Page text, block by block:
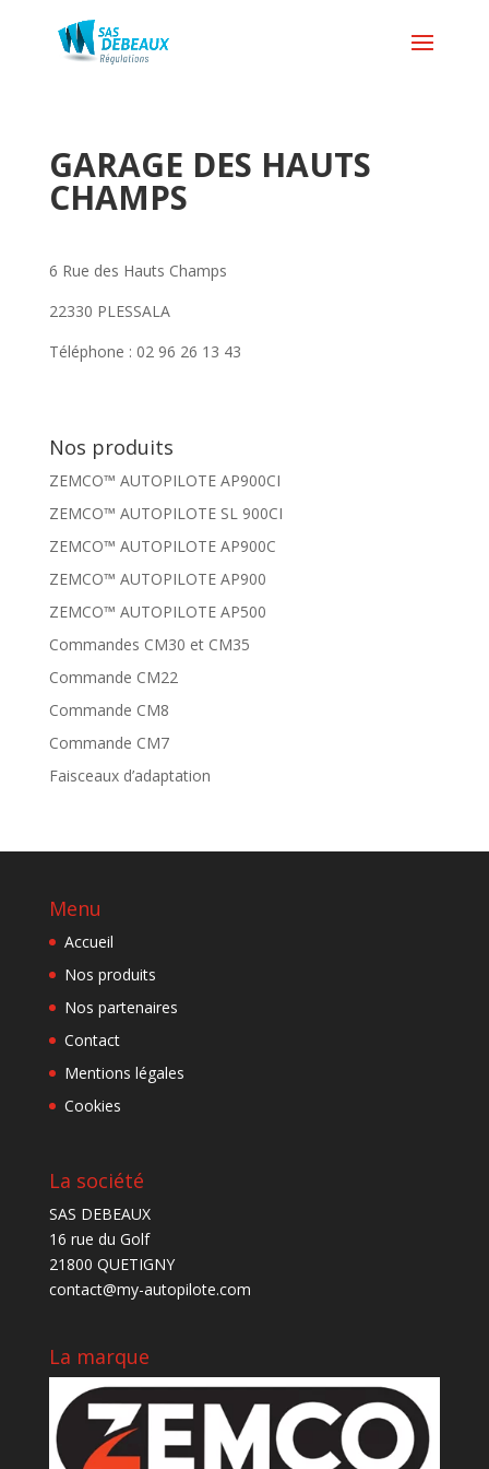
GARAGE DES HAUTS
CHAMPS
6 Rue des Hauts Champs
22330 PLESSALA
Téléphone : 02 96 26 13 43
Nos produits
ZEMCO™ AUTOPILOTE AP900CI
ZEMCO™ AUTOPILOTE SL 900CI
ZEMCO™ AUTOPILOTE AP900C
ZEMCO™ AUTOPILOTE AP900
ZEMCO™ AUTOPILOTE AP500
Commandes CM30 et CM35
Commande CM22
Commande CM8
Commande CM7
Faisceaux d’adaptation
Menu
Accueil
Nos produits
Nos partenaires
Contact
Mentions légales
Cookies
La société
SAS DEBEAUX
16 rue du Golf
21800 QUETIGNY
contact@my-autopilote.com
La marque